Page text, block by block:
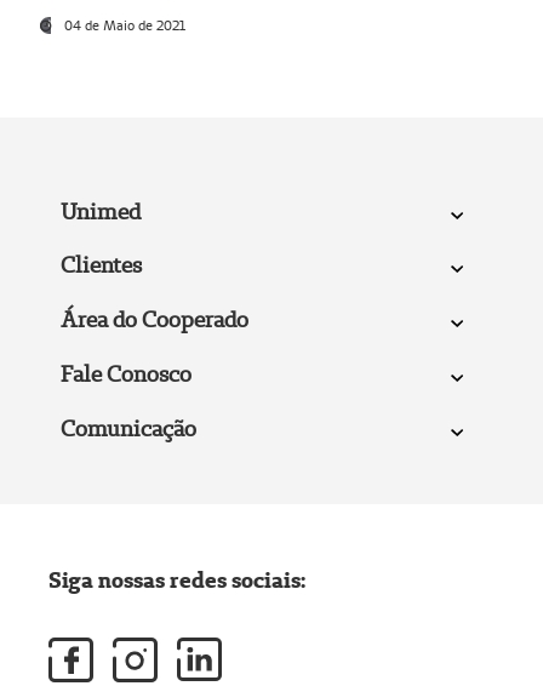
04 de Maio de 2021
Unimed
Clientes
Área do Cooperado
Fale Conosco
Comunicação
Siga nossas redes sociais: